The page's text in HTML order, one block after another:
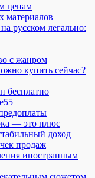
ценам
материалов
русском легально:
с жанром
купить сейчас?
бесплатно
— это плюс
доход
продаж
иностранным